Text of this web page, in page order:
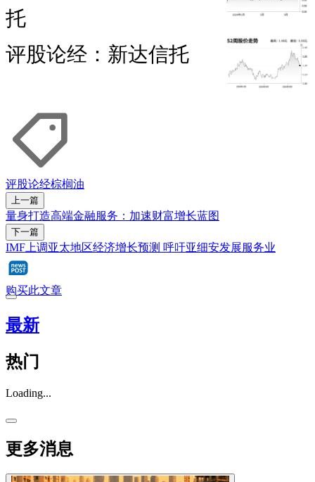
托
评股论经：新达信托
评股论经棕榈油
上一篇
量身打造高端金融服务：加速财富增长蓝图
下一篇
IMF上调亚太地区经济增长预测 呼吁亚细安发展服务业
购买此文章
最新
热门
Loading...
更多消息